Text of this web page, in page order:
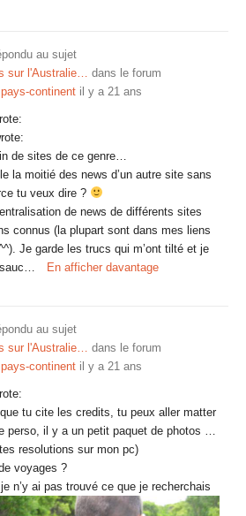
au sujet
sur l'Australie… dans le forum
continent il y a 21 ans
de sites de ce genre…
la moitié des news d’un autre site sans
tu veux dire ?
de news de différents sites
connus (la plupart sont dans mes liens
Je garde les trucs qui m’ont tilté et je
En afficher davantage
au sujet
sur l'Australie… dans le forum
continent il y a 21 ans
tu cite les credits, tu peux aller matter
perso, il y a un petit paquet de photos …
resolutions sur mon pc)
voyages ?
n’y ai pas trouvé ce que je recherchais